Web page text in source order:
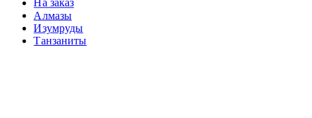
На заказ
Алмазы
Изумруды
Танзаниты